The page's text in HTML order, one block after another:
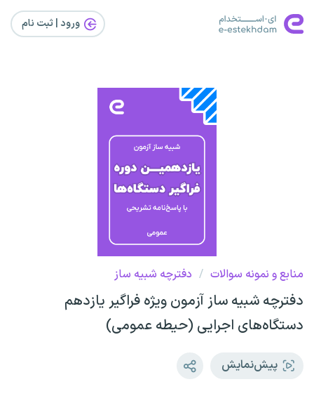
ورود | ثبت‌ نام
منابع و نمونه سوالات / دفترچه شبیه ساز
دفترچه شبیه ساز آزمون ویژه فراگیر یازدهم
دستگاه‌های اجرایی (حیطه عمومی)
پیش‌نمایش